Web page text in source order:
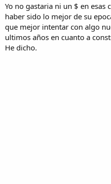
Yo no gastaria ni un $ en esas
haber sido lo mejor de su
que mejor intentar con algo
ultimos años en cuanto a
He dicho.